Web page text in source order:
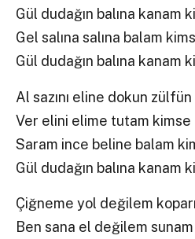
Gül dudağın balına kanam
Gel salına salına balam
Gül dudağın balına kanam
Al sazını eline dokun
Ver elini elime tutam kimse
Saram ince beline balam
Gül dudağın balına kanam
Çiğneme yol değilem
Ben sana el değilem